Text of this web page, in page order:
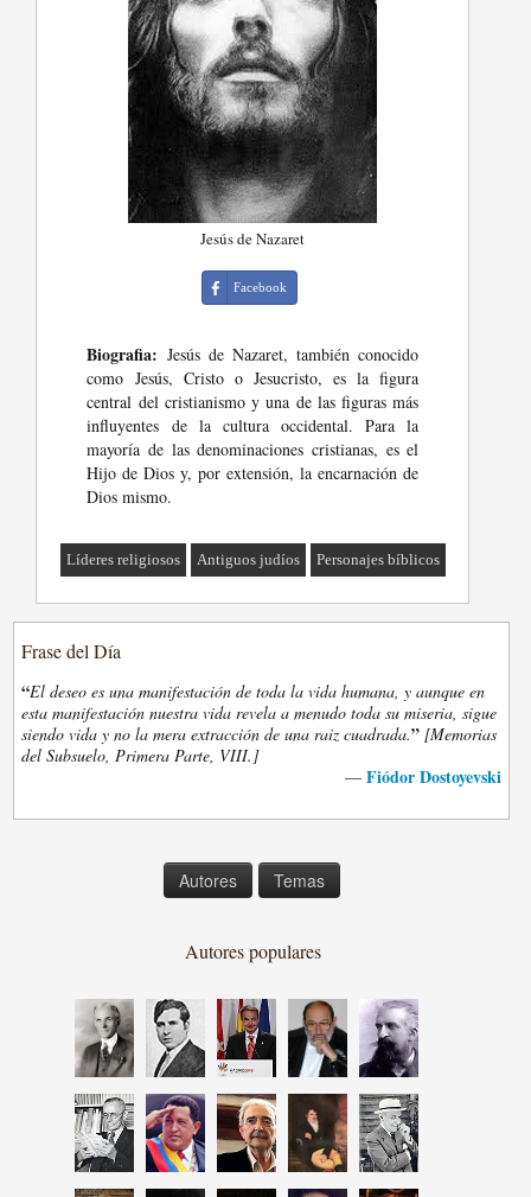
Jesús de Nazaret
Facebook
Biografia: Jesús de Nazaret, también conocido
como Jesús, Cristo o Jesucristo, es la figura
central del cristianismo y una de las figuras más
influyentes de la cultura occidental. Para la
mayoría de las denominaciones cristianas, es el
Hijo de Dios y, por extensión, la encarnación de
Dios mismo.
Líderes religiosos Antiguos judíos Personajes bíblicos
Frase del Día
“El deseo es una manifestación de toda la vida humana, y aunque en
esta manifestación nuestra vida revela a menudo toda su miseria, sigue
siendo vida y no la mera extracción de una raiz cuadrada.” [Memorias
del Subsuelo, Primera Parte, VIII.]
— Fiódor Dostoyevski
Autores Temas
Autores populares